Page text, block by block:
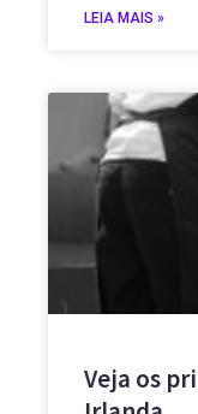
LEIA MAIS »
Veja os